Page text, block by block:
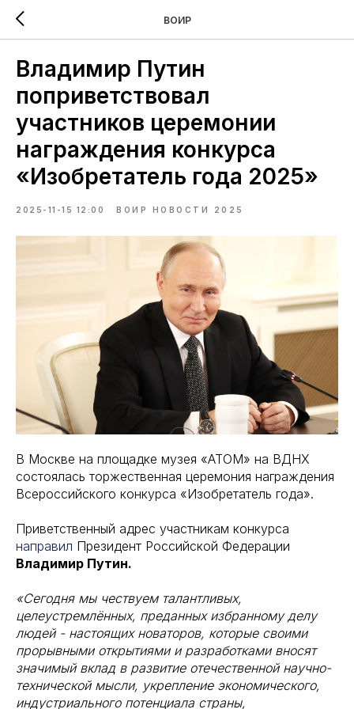
ВОИР
Владимир Путин
поприветствовал
участников церемонии
награждения конкурса
«Изобретатель года 2025»
2025-11-15 12:00 ВОИР НОВОСТИ 2025
В Москве на площадке музея «АТОМ» на ВДНХ
состоялась торжественная церемония награждения
Всероссийского конкурса «Изобретатель года».
Приветственный адрес участникам конкурса
направил Президент Российской Федерации
Владимир Путин.
«Сегодня мы чествуем талантливых,
целеустремлённых, преданных избранному делу
людей - настоящих новаторов, которые своими
прорывными открытиями и разработками вносят
значимый вклад в развитие отечественной научно-
технической мысли, укрепление экономического,
индустриального потенциала страны,